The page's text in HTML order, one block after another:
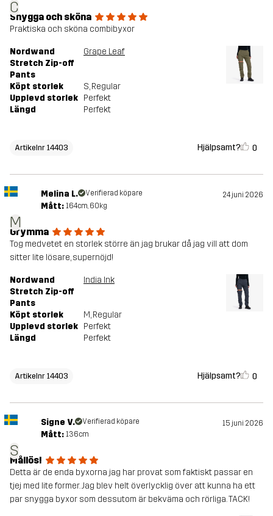
C
Snygga och sköna
Praktiska och sköna combibyxor
Nordwand
Stretch Zip-off
Pants
Grape Leaf
Köpt storlek S, Regular
Upplevd storlek Perfekt
Längd
Perfekt
Artikelnr 14403 Hjälpsamt? 0
M
Melina L. Verifierad köpare 24 juni 2026
Mått: 164cm, 60kg
Grymma
Tog medvetet en storlek större än jag brukar då jag vill att dom
sitter lite lösare, supernöjd!
Nordwand
Stretch Zip-off
Pants
India Ink
Köpt storlek M, Regular
Upplevd storlek Perfekt
Längd
Perfekt
Artikelnr 14403 Hjälpsamt? 0
S
Signe V. Verifierad köpare 15 juni 2026
Mått: 136cm
Mållös!
Detta är de enda byxorna jag har provat som faktiskt passar en
tjej med lite former. Jag blev helt överlycklig över att kunna ha ett
par snygga byxor som dessutom är bekväma och rörliga. TACK!